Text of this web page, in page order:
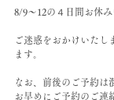
8/9～12の４日間お休み
ご迷惑をおかけいたし
ます。
なお、前後のご予約は
お早めにご予約のご連